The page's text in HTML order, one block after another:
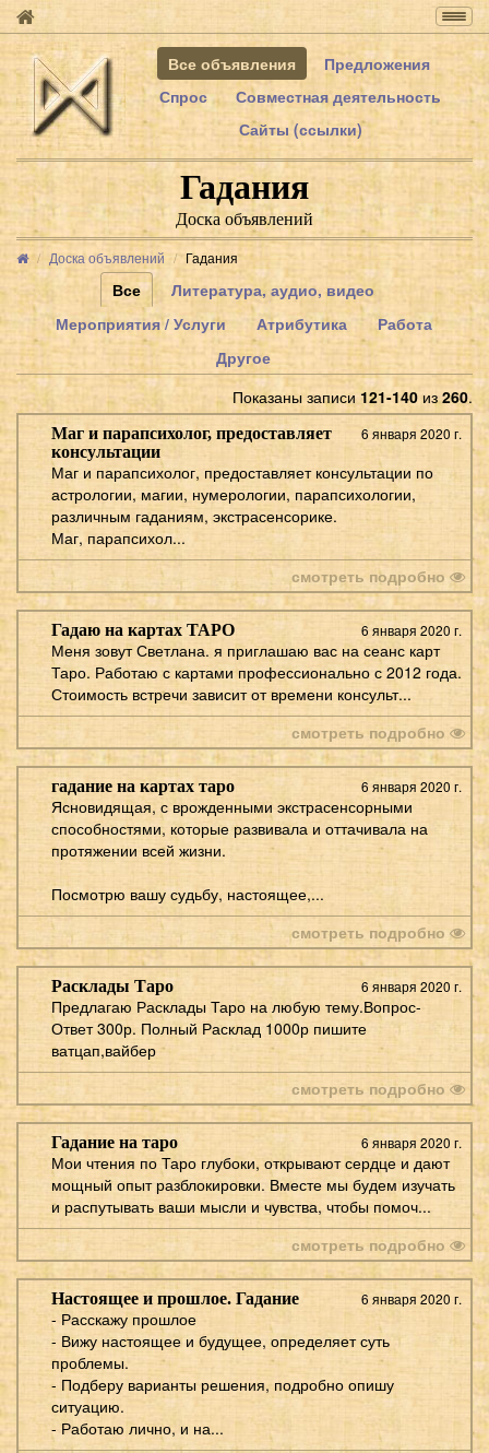
Все объявления
Предложения
Спрос
Совместная деятельность
Сайты (ссылки)
Гадания
Доска объявлений
Доска объявлений Гадания
Все
Литература, аудио, видео
Мероприятия / Услуги
Атрибутика
Работа
Другое
Показаны записи121-140 из260.
6 января 2020 г.
Маг и парапсихолог, предоставляет
консультации
Маг и парапсихолог, предоставляет консультации по
астрологии, магии, нумерологии, парапсихологии,
различным гаданиям, экстрасенсорике.
Маг, парапсихол...
смотреть подробно
6 января 2020 г.
Гадаю на картах ТАРО
Меня зовут Светлана. я приглашаю вас на сеанс карт
Таро. Работаю с картами профессионально с 2012 года.
Стоимость встречи зависит от времени консульт...
смотреть подробно
6 января 2020 г.
гадание на картах таро
Ясновидящая, с врожденными экстрасенсорными
способностями, которые развивала и оттачивала на
протяжении всей жизни.
Посмотрю вашу судьбу, настоящее,...
смотреть подробно
6 января 2020 г.
Расклады Таро
Предлагаю Расклады Таро на любую тему.Вопрос-
Ответ 300р. Полный Расклад 1000р пишите
ватцап,вайбер
смотреть подробно
6 января 2020 г.
Гадание на таро
Мои чтения по Таро глубоки, открывают сердце и дают
мощный опыт разблокировки. Вместе мы будем изучать
и распутывать ваши мысли и чувства, чтобы помоч...
смотреть подробно
6 января 2020 г.
Настоящее и прошлое. Гадание
- Расскажу прошлое
- Вижу настоящее и будущее, определяет суть
проблемы.
- Подберу варианты решения, подробно опишу
ситуацию.
- Работаю лично, и на...